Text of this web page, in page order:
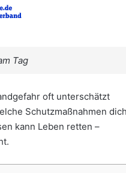
Tag
oft unterschätzt
Schutzmaßnahmen dich
kann Leben retten –